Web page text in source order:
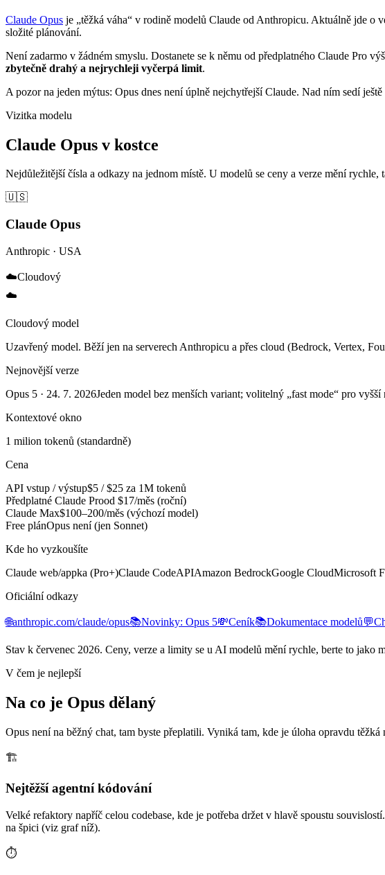
Claude Opus je „těžká váha“ v rodině modelů Claude od Anthropicu. Aktuálně jde o
složité plánování.
Není zadarmo v žádném smyslu. Dostanete se k němu od předplatného Claude Pro
zbytečně drahý a nejrychleji vyčerpá limit.
A pozor na jeden mýtus: Opus dnes není úplně nejchytřejší Claude. Nad ním sedí
Vizitka modelu
Claude Opus v kostce
Nejdůležitější čísla a odkazy na jednom místě. U modelů se ceny a verze mění rychle,
🇺🇸
Claude Opus
Anthropic · USA
☁️Cloudový
☁️
Cloudový model
Uzavřený model. Běží jen na serverech Anthropicu a přes cloud (Bedrock, Vertex,
Nejnovější verze
Opus 5 · 24. 7. 2026Jeden model bez menších variant; volitelný „fast mode“ pro vyšší
Kontextové okno
1 milion tokenů (standardně)
Cena
API vstup / výstup$5 / $25 za 1M tokenů
Předplatné Claude Prood $17/měs (roční)
Claude Max$100–200/měs (výchozí model)
Free plánOpus není (jen Sonnet)
Kde ho vyzkoušíte
Claude web/appka (Pro+)Claude CodeAPIAmazon BedrockGoogle CloudMicrosoft
Oficiální odkazy
🌐anthropic.com/claude/opus📚Novinky: Opus 5💸Ceník📚Dokumentace modelů💬
Stav k červenec 2026. Ceny, verze a limity se u AI modelů mění rychle, berte to jako
V čem je nejlepší
Na co je Opus dělaný
Opus není na běžný chat, tam byste přeplatili. Vyniká tam, kde je úloha opravdu těžká
🏗️
Nejtěžší agentní kódování
Velké refaktory napříč celou codebase, kde je potřeba držet v hlavě spoustu
na špici (viz graf níž).
⏱️